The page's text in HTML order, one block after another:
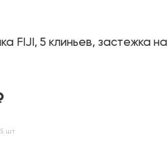
FIJI, 5 клиньев, застежка на
шт